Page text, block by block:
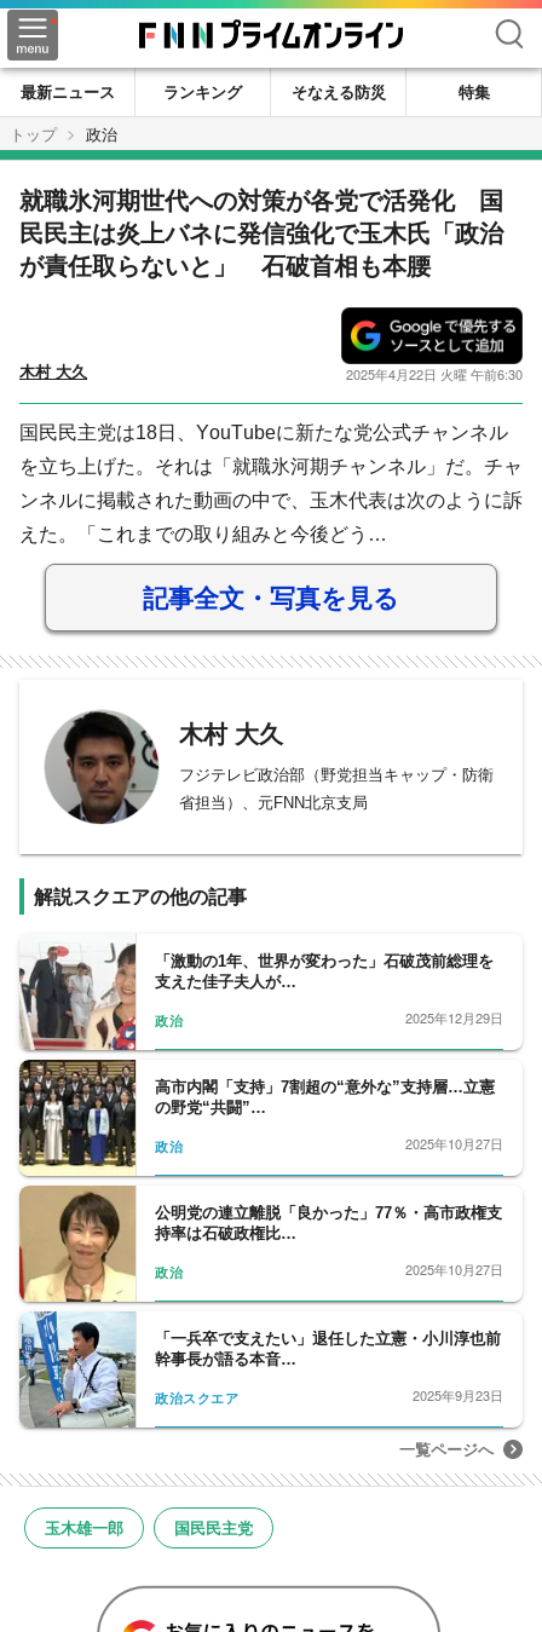
検索
最新ニュース ランキング そなえる防災
特集
トップ
政治
就職氷河期世代への対策が各党で活発化 国
民民主は炎上バネに発信強化で玉木氏「政治
が責任取らないと」 石破首相も本腰
木村 大久 2025年4月22日 火曜 午前6:30
国民民主党は18日、YouTubeに新たな党公式チャンネル
を立ち上げた。それは「就職氷河期チャンネル」だ。チャ
ンネルに掲載された動画の中で、玉木代表は次のように訴
えた。「これまでの取り組みと今後どう…
記事全文・写真を見る
木村 大久
フジテレビ政治部（野党担当キャップ・防衛
省担当）、元FNN北京支局
解説スクエアの他の記事
「激動の1年、世界が変わった」石破茂前総理を
支えた佳子夫人が…
政治 2025年12月29日
高市内閣「支持」7割超の“意外な”支持層…立憲
の野党“共闘”…
政治 2025年10月27日
公明党の連立離脱「良かった」77％・高市政権支
持率は石破政権比…
政治 2025年10月27日
「一兵卒で支えたい」退任した立憲・小川淳也前
幹事長が語る本音…
政治スクエア 2025年9月23日
一覧ページへ
玉木雄一郎 国民民主党